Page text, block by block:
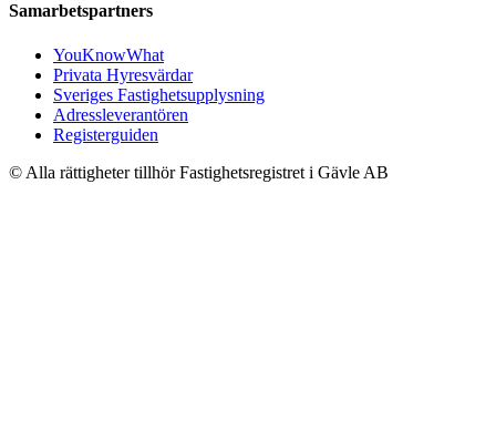
Samarbetspartners
YouKnowWhat
Privata Hyresvärdar
Sveriges Fastighetsupplysning
Adressleverantören
Registerguiden
© Alla rättigheter tillhör Fastighetsregistret i Gävle AB